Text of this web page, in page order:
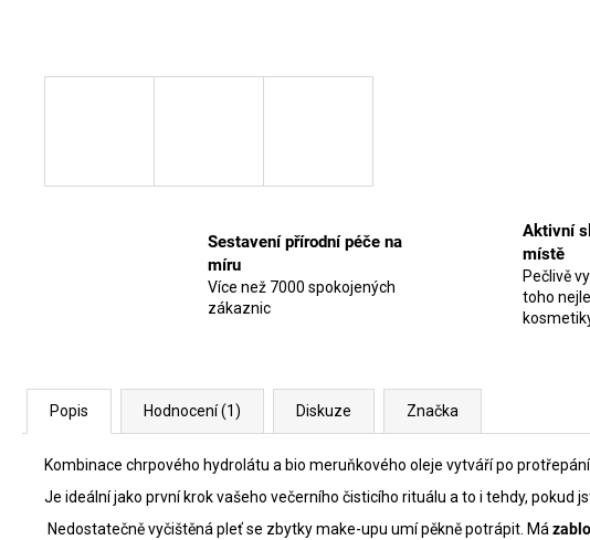
Sestavení přírodní péče na
míru
Více než 7000 spokojených
zákaznic
Aktivní
místě
Pečlivě
toho
Popis Hodnocení (1) Diskuze Značka
Kombinace chrpového hydrolátu a bio meruňkového oleje vytváří po
Je ideální jako první krok vašeho večerního čisticího rituálu a to i tehdy, pokud
Nedostatečně vyčištěná pleť se zbytky make-upu umí pěkně potrápit. Má